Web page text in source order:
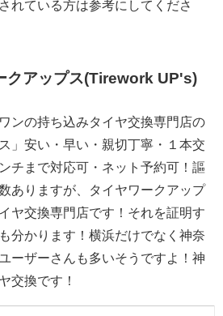
れている方は参考にしてくださ
クアップス(Tirework UP's)
ンの持ち込みタイヤ交換専門店の
」安い・早い・親切丁寧・１本交
チまで対応可・ネット予約可！謳
ありますが、タイヤワークアップ
ヤ交換専門店です！それを証明す
分かります！横浜だけでなく神奈
ーザーさんも多いそうですよ！神
交換です！